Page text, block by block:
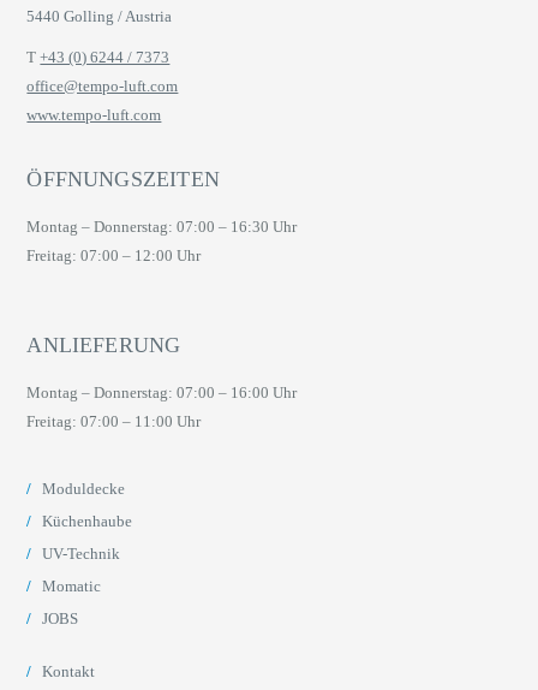
5440 Golling / Austria
T+43 (0) 6244 / 7373
office@tempo-luft.com
www.tempo-luft.com
ÖFFNUNGSZEITEN
Montag – Donnerstag: 07:00 – 16:30 Uhr
Freitag: 07:00 – 12:00 Uhr
ANLIEFERUNG
Montag – Donnerstag: 07:00 – 16:00 Uhr
Freitag: 07:00 – 11:00 Uhr
Moduldecke
Küchenhaube
UV-Technik
Momatic
JOBS
Kontakt